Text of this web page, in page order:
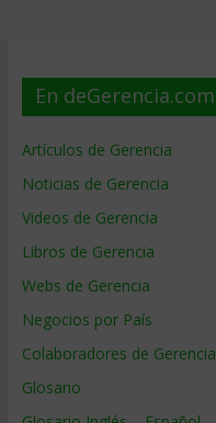
En deGerencia.com
Artículos de Gerencia
Noticias de Gerencia
Videos de Gerencia
Libros de Gerencia
Webs de Gerencia
Negocios por País
Colaboradores de Gerencia
Glosario